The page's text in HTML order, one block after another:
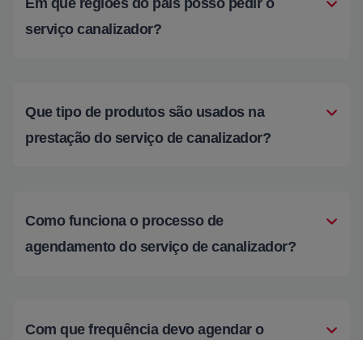
Em que regiões do país posso pedir o
serviço canalizador?
Que tipo de produtos são usados na
prestação do serviço de canalizador?
Como funciona o processo de
agendamento do serviço de canalizador?
Com que frequência devo agendar o